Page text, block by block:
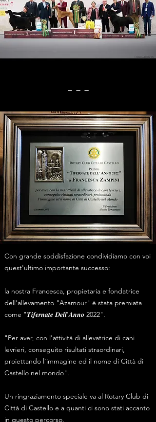
Con grande soddisfazione condividiamo con voi
quest'ultimo importante successo:
la nostra Francesca, propietaria e fondatrice
dell'allevamento "Azamour" è stata premiata
come "𝑻𝒊𝒇𝒆𝒓𝒏𝒂𝒕𝒆 𝑫𝒆𝒍𝒍'𝑨𝒏𝒏𝒐 2022".
"Per aver, con l'attività di allevatrice di cani
levrieri, conseguito risultati straordinari,
proiettando l'immagine ed il nome di Città di
Castello nel mondo".
Un ringraziamento speciale va al Rotary Club di
Città di Castello e a quanti ci sono stati accanto
in questo percorso.